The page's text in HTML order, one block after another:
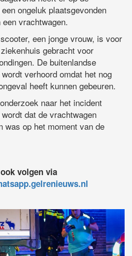
ongeluk plaatsgevonden
vrachtwagen.
een jonge vrouw, is voor
gebracht voor
De buitenlandse
verhoord omdat het nog
heeft kunnen gebeuren.
naar het incident
dat de vrachtwagen
was op het moment van de
volgen via